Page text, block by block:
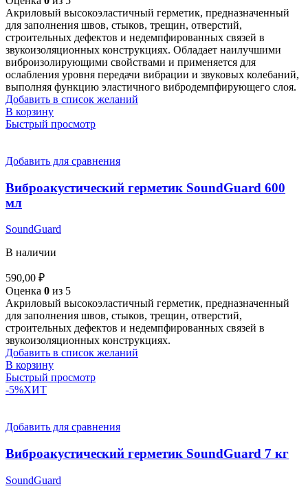
составляла
375,00 ₽.
356,00 ₽.
Акриловый высокоэластичный герметик, предназначенный
для заполнения швов, стыков, трещин, отверстий,
строительных дефектов и недемпфированных связей в
звукоизоляционных конструкциях. Обладает наилучшими
виброизолирующими свойствами и применяется для
ослабления уровня передачи вибрации и звуковых колебаний,
выполняя функцию эластичного вибродемпфирующего слоя.
Добавить в список желаний
В корзину
Быстрый просмотр
Добавить для сравнения
Виброакустический герметик SoundGuard 600
мл
SoundGuard
В наличии
590,00 ₽
Оценка 0 из 5
Акриловый высокоэластичный герметик, предназначенный
для заполнения швов, стыков, трещин, отверстий,
строительных дефектов и недемпфированных связей в
звукоизоляционных конструкциях.
Добавить в список желаний
В корзину
Быстрый просмотр
-5%ХИТ
Добавить для сравнения
Виброакустический герметик SoundGuard 7 кг
SoundGuard